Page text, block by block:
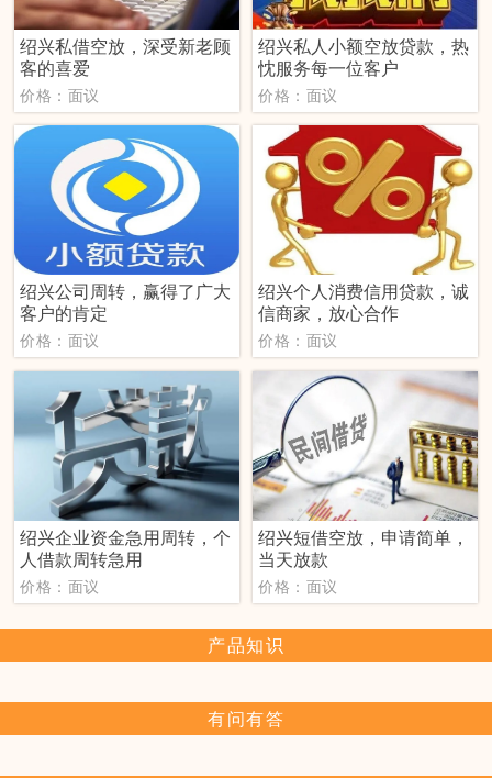
绍兴私借空放，深受新老顾
客的喜爱
价格：面议
绍兴私人小额空放贷款，热
忱服务每一位客户
价格：面议
绍兴公司周转，赢得了广大
客户的肯定
价格：面议
绍兴个人消费信用贷款，诚
信商家，放心合作
价格：面议
绍兴企业资金急用周转，个
人借款周转急用
价格：面议
绍兴短借空放，申请简单，
当天放款
价格：面议
产品知识
有问有答